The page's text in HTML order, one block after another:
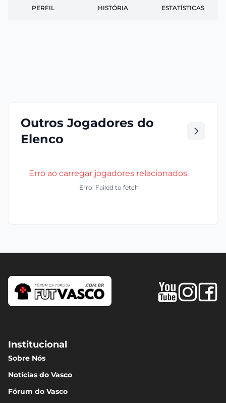
PERFIL HISTÓRIA ESTATÍSTICAS
Outros Jogadores do
Elenco
Erro ao carregar jogadores relacionados.
Erro: Failed to fetch
Institucional
Sobre Nós
Notícias do Vasco
Fórum do Vasco